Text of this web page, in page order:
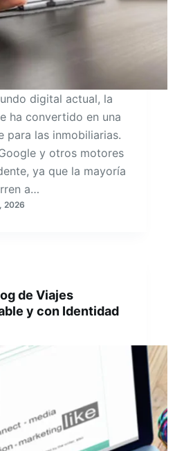
digital actual, la
ha convertido en una
para las inmobiliarias.
y otros motores
ya que la mayoría
a…
2026
de Viajes
y con Identidad